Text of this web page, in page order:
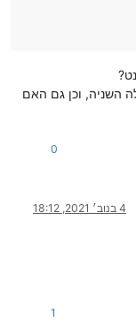
השניה, וכן גם האם
0
4 בנוב׳ 2021, 18:12
1